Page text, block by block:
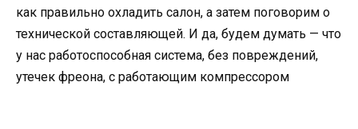
как правильно охладить салон, а затем поговорим о
технической составляющей. И да, будем думать — что
у нас работоспособная система, без повреждений,
утечек фреона, с работающим компрессором